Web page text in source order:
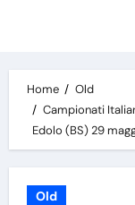
Home
Old
Campionati
Edolo (BS) 29
Old